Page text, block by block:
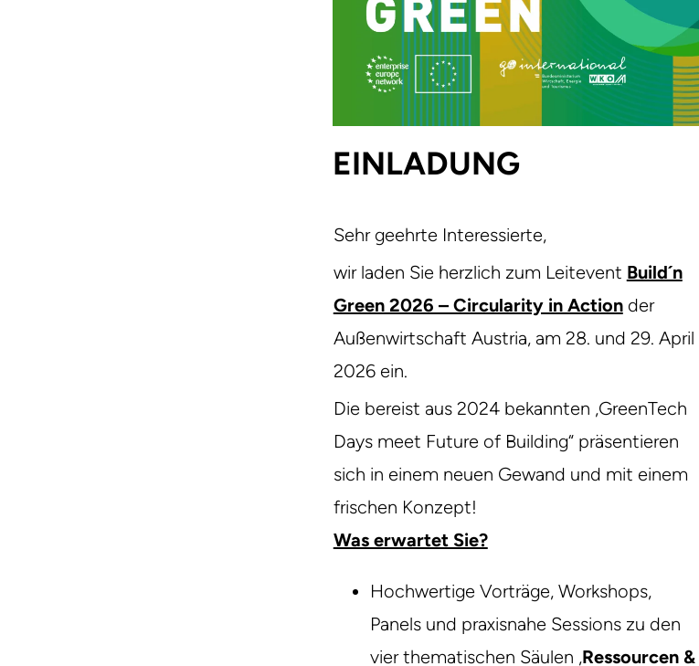
EINLADUNG
Sehr geehrte Interessierte,
wir laden Sie herzlich zum Leitevent Build´n
Green 2026 – Circularity in Actionder
Außenwirtschaft Austria, am 28. und 29. April
2026 ein.
Die bereist aus 2024 bekannten „GreenTech
Days meet Future of Building“ präsentieren
sich in einem neuen Gewand und mit einem
frischen Konzept!
Was erwartet Sie?
Hochwertige Vorträge, Workshops,
Panels und praxisnahe Sessions zu den
vier thematischen Säulen „Ressourcen &